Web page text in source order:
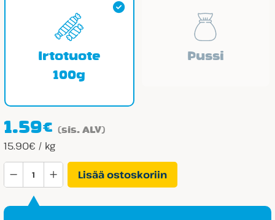
Irtotuote
100g
Pussi
1.59€ (sis. ALV)
15.90€ / kg
Aroma
Pusuhuulet
määrä
Lisää ostoskoriin